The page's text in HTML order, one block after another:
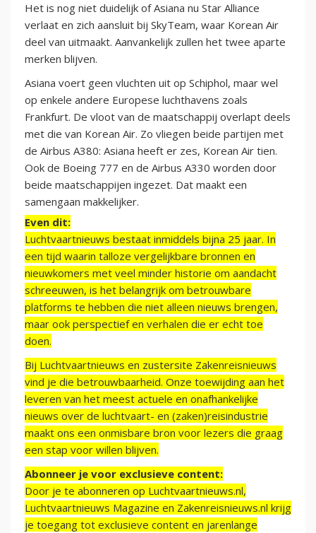
Het is nog niet duidelijk of Asiana nu Star Alliance
verlaat en zich aansluit bij SkyTeam, waar Korean Air
deel van uitmaakt. Aanvankelijk zullen het twee aparte
merken blijven.
Asiana voert geen vluchten uit op Schiphol, maar wel
op enkele andere Europese luchthavens zoals
Frankfurt. De vloot van de maatschappij overlapt deels
met die van Korean Air. Zo vliegen beide partijen met
de Airbus A380: Asiana heeft er zes, Korean Air tien.
Ook de Boeing 777 en de Airbus A330 worden door
beide maatschappijen ingezet. Dat maakt een
samengaan makkelijker.
Even dit:
Luchtvaartnieuws bestaat inmiddels bijna 25 jaar. In
een tijd waarin talloze vergelijkbare bronnen en
nieuwkomers met veel minder historie om aandacht
schreeuwen, is het belangrijk om betrouwbare
platforms te hebben die niet alleen nieuws brengen,
maar ook perspectief en verhalen die er echt toe
doen.
Bij Luchtvaartnieuws en zustersite Zakenreisnieuws
vind je die betrouwbaarheid. Onze toewijding aan het
leveren van het meest actuele en onafhankelijke
nieuws over de luchtvaart- en (zaken)reisindustrie
maakt ons een onmisbare bron voor lezers die graag
een stap voor willen blijven.
Abonneer je voor exclusieve content:
Door je te abonneren op Luchtvaartnieuws.nl,
Luchtvaartnieuws Magazine en Zakenreisnieuws.nl krijg
je toegang tot exclusieve content en jarenlange